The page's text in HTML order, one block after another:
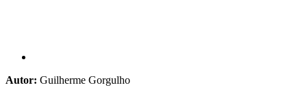
Autor: Guilherme Gorgulho